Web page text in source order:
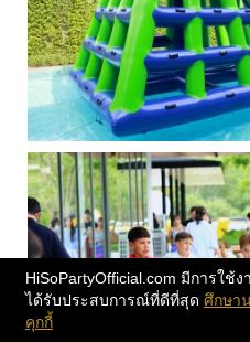
HiSoPartyOfficial.com มีการใช้
ได้รับประสบการณ์ที่ดีที่สุด ศึกษา
คุกกี้